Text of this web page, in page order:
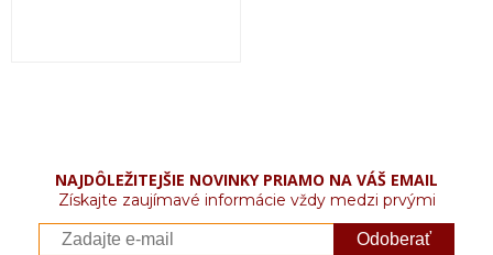
NAJDÔLEŽITEJŠIE NOVINKY PRIAMO NA VÁŠ EMAIL
Získajte zaujímavé informácie vždy medzi prvými
Odoberať